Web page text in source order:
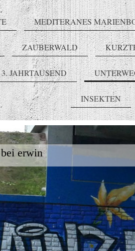
MEDITERANES
ZAUBERWALD
JAHRTAUSEND
INSEKTEN
erwin